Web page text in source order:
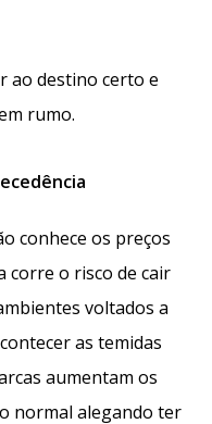
ao destino certo e
rumo.
conhece os preços
corre o risco de cair
voltados a
as temidas
aumentam os
normal alegando ter